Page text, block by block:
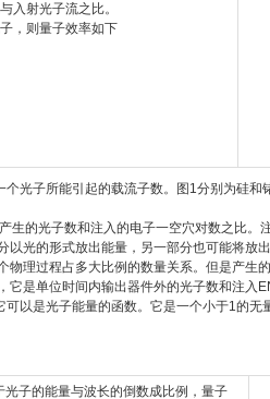
射光子流之比。
，则量子效率如下
光子所能引起的载流子数。图1分别为硅和
生的光子数和注入的电子一空穴对数之比
以光的形式放出能量，另一部分也可能将
物理过程占多大比例的数量关系。但是产
它是单位时间内输出器件外的光子数和注入
以是光子能量的函数。它是一个小于1的无
子的能量与波长的倒数成比例，量子